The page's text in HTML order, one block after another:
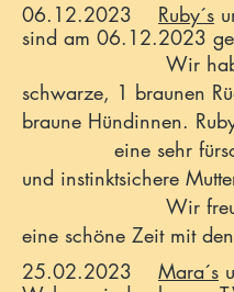
06.12.2023
Ruby´s
sind am 06.12.2023
Wir
schwarze, 1 braunen
braune Hündinnen.
eine sehr
und instinktsichere
Wir freuen
eine schöne Zeit mit
25.02.2023
Mara´s